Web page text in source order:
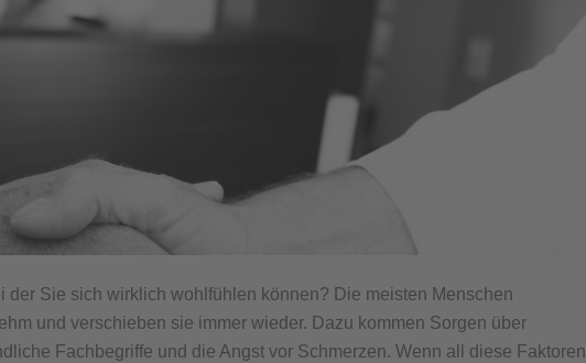
der Sie sich wirklich wohlfühlen können? Die meisten Menschen
und verschieben sie immer wieder. Dazu kommen Sorgen über
Fachbegriffe und die Angst vor Schmerzen. Wenn all diese Faktoren